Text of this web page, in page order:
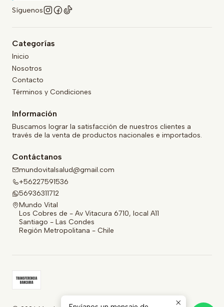
Síguenos
Categorías
Inicio
Nosotros
Contacto
Términos y Condiciones
Información
Buscamos lograr la satisfacción de nuestros clientes a
través de la venta de productos nacionales e importados.
Contáctanos
mundovitalsalud@gmail.com
+56227591536
56936311712
Mundo Vital
Los Cobres de - Av Vitacura 6710, local A11
Santiago - Las Condes
Región Metropolitana - Chile